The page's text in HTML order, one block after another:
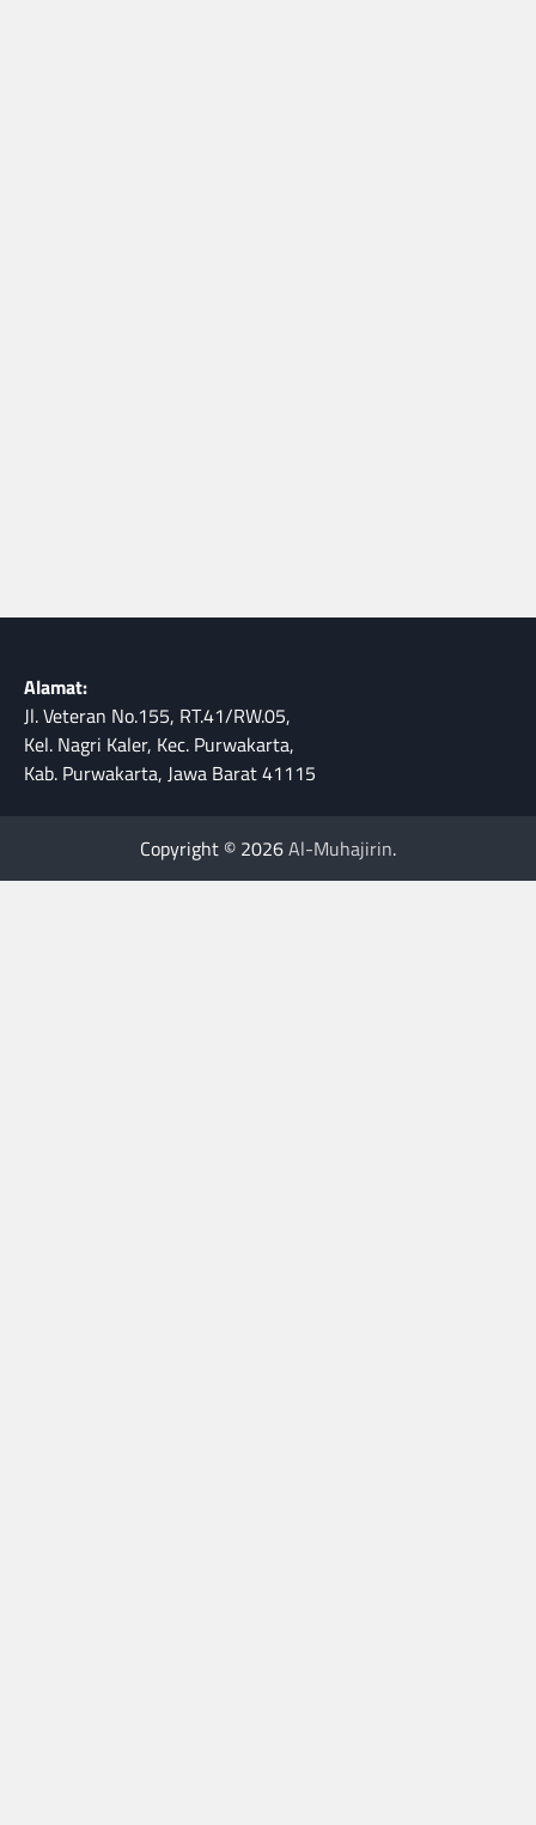
Alamat:
Jl. Veteran No.155, RT.41/RW.05,
Kel. Nagri Kaler, Kec. Purwakarta,
Kab. Purwakarta, Jawa Barat 41115
Copyright © 2026Al-Muhajirin.